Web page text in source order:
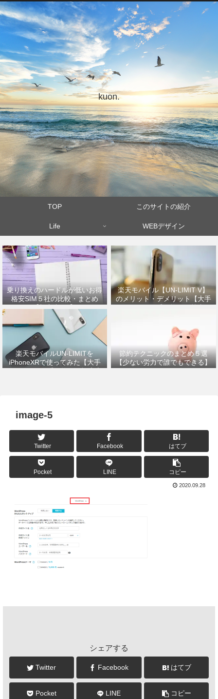
kuon.
TOP このサイトの紹介
Life WEBデザイン
乗り換えのハードルが低いお得
格安SIM５社の比較・まとめ
【初心者OK】
楽天モバイル【UN-LIMIT V】
のメリット・デメリット【大手
楽天モバイルUN-LIMITを
iPhoneXRで使ってみた【大手
キャリアから乗り換えの設定方
節約テクニックのまとめ５選
【少ない労力で誰でもできる】
image-5
Twitter Facebook はてブ
Pocket LINE コピー
2020.09.28
シェアする
Twitter Facebook はてブ
Pocket LINE コピー